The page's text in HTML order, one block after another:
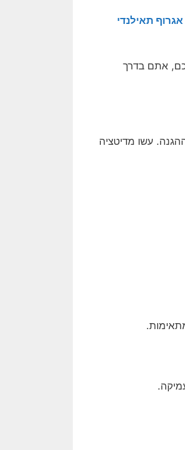
אגרוף תאילנדי
אתם בדרך
עשו מדיטציה